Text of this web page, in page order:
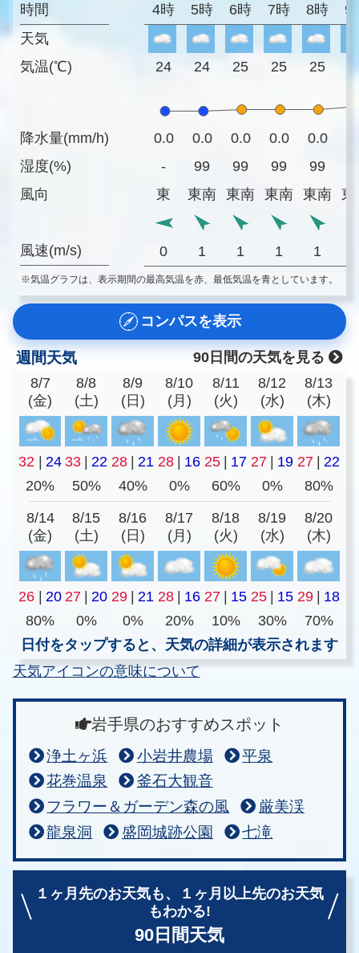
時間
天気
気温(℃)
降水量(mm/h)
湿度(%)
風向
風速(m/s)
4時 5時 6時 7時 8時 9
24 24 25 25 25
0.0 0.0 0.0 0.0 0.0
-
99 99 99 99
東
東南 東南 東南 東南 東
0 1 1 1 1
※気温グラフは、表示期間の最高気温を赤、最低気温を青としています。
コンパスを表示
週間天気
90日間の天気を見る
8/7
(金)
8/8
(土)
8/9
(日)
8/10
(月)
8/11
(火)
8/12
(水)
8/13
(木)
32 | 24 33 | 22 28 | 21 28 | 16 25 | 17 27 | 19 27 | 22
20%
50% 40% 0% 60% 0% 80%
8/14
(金)
8/15
(土)
8/16
(日)
8/17
(月)
8/18
(火)
8/19
(水)
8/20
(木)
26 | 20 27 | 20 29 | 21 28 | 16 27 | 15 25 | 15 29 | 18
80%
0% 0% 20% 10% 30%
70%
日付をタップすると、天気の詳細が表示されます
天気アイコンの意味について
岩手県のおすすめスポット
浄土ヶ浜 小岩井農場
平泉
花巻温泉
釜石大観音
フラワー＆ガーデン森の風
厳美渓
龍泉洞
盛岡城跡公園 七滝
１ヶ月先のお天気も、
１ヶ月以上先のお天気
もわかる!
90日間天気